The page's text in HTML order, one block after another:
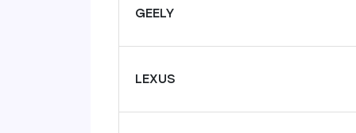
GEELY
LEXUS